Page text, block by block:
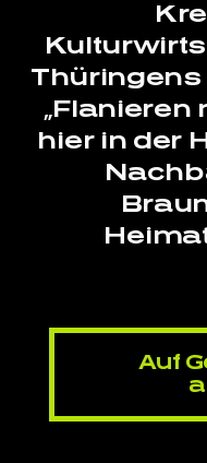
„Flanieren
hier in der
Auf